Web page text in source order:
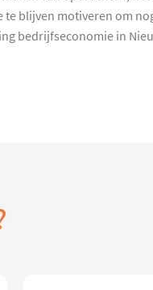
blijven motiveren om
bedrijfseconomie in